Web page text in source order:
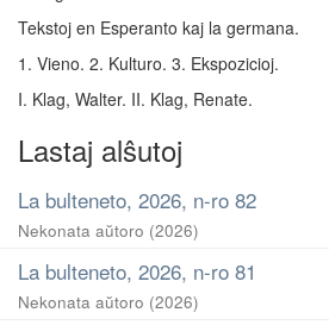
Tekstoj en Esperanto kaj la germana.
1. Vieno. 2. Kulturo. 3. Ekspozicioj.
I. Klag, Walter. II. Klag, Renate.
Lastaj alŝutoj
La bulteneto, 2026, n-ro 82
Nekonata aŭtoro (2026)
La bulteneto, 2026, n-ro 81
Nekonata aŭtoro (2026)